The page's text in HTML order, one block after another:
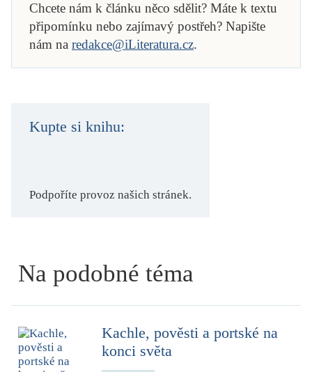
Chcete nám k článku něco sdělit? Máte k textu
připomínku nebo zajímavý postřeh? Napište
nám na redakce@iLiteratura.cz.
Kupte si knihu:
Podpoříte provoz našich stránek.
Na podobné téma
Kachle, pověsti a portské na
konci světa